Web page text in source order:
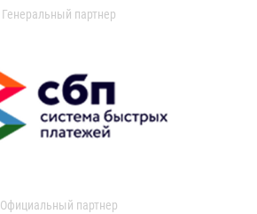
Генеральный партнер
Официальный партнер